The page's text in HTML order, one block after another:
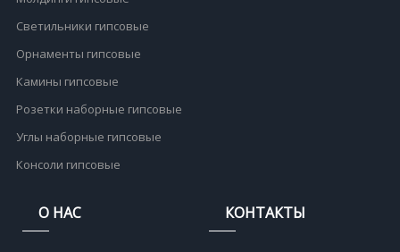
Светильники гипсовые
Орнаменты гипсовые
Камины гипсовые
Розетки наборные гипсовые
Углы наборные гипсовые
Консоли гипсовые
О НАС КОНТАКТЫ